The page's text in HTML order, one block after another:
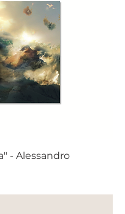
- Alessandro